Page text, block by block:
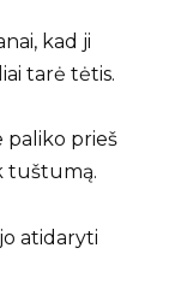
kad ji
tarė tėtis.
paliko prieš
tuštumą.
atidaryti